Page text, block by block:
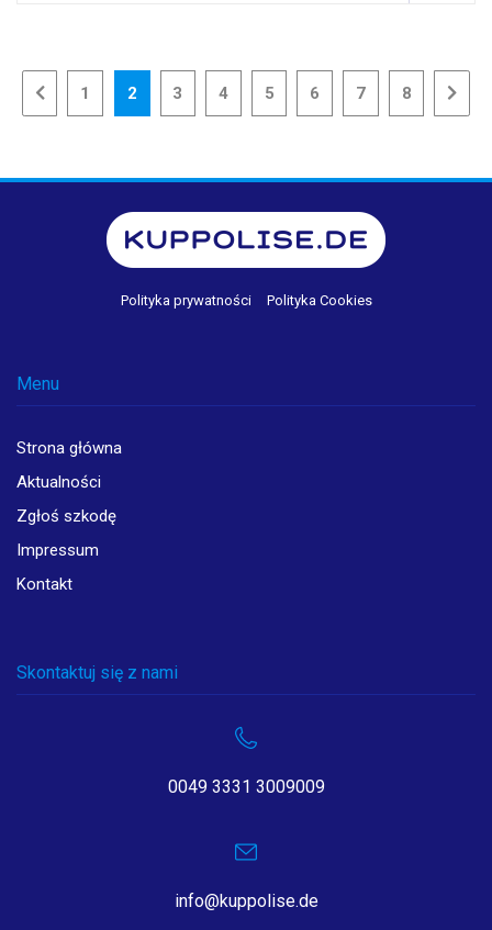
1 2 3 4 5 6 7 8
Polityka prywatności Polityka Cookies
Menu
Strona główna
Aktualności
Zgłoś szkodę
Impressum
Kontakt
Skontaktuj się z nami
0049 3331 3009009
info@kuppolise.de